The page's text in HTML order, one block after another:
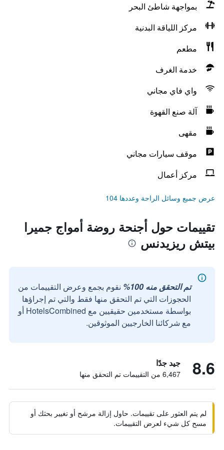
بمواجهة شاطئ البحر
مركز اللياقة البدنية
مطعم
خدمة الغرف
واي فاي مجاني
آلة صنع القهوة
مقهى
موقف سيارات مجاني
مركز أعمال
عرض جميع وسائل الراحة وعددها 104
تقييمات حول أجنحة روضة أمواج جميرا
بيتش ريزيدنس
تم التحقق منه 100%
نقوم بجمع وعرض التقييمات من
الحجوزات التي تم التحقق منها فقط والتي تم إجراؤها
بواسطة مستخدمين حقيقيين مع HotelsCombined أو
مع شركائنا الخارجيين الموثوقين.
8.6 جيد جدًا
6,467 من التقييمات تم التحقق منها
لم يتم العثور على تقييمات. حاول إزالة مرشح أو تغيير بحثك أو
مسح كل شيء لعرض التقييمات.